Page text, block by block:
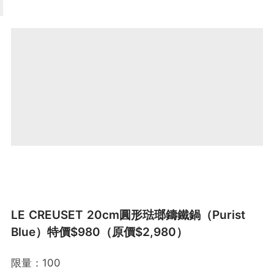
LE CREUSET 20cm圓形琺瑯鑄鐵鍋（Purist
Blue）特價$980（原價$2,980）
限量：100